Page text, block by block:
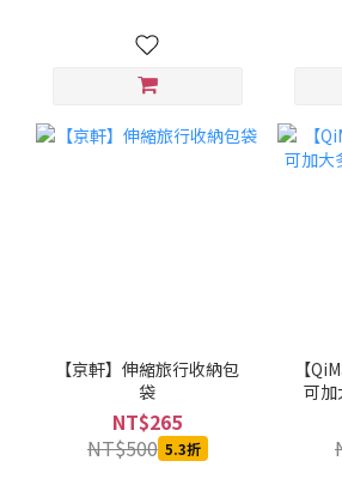
【京軒】伸縮旅行收納包
袋
NT$265
NT$500 5.3折
【
可加